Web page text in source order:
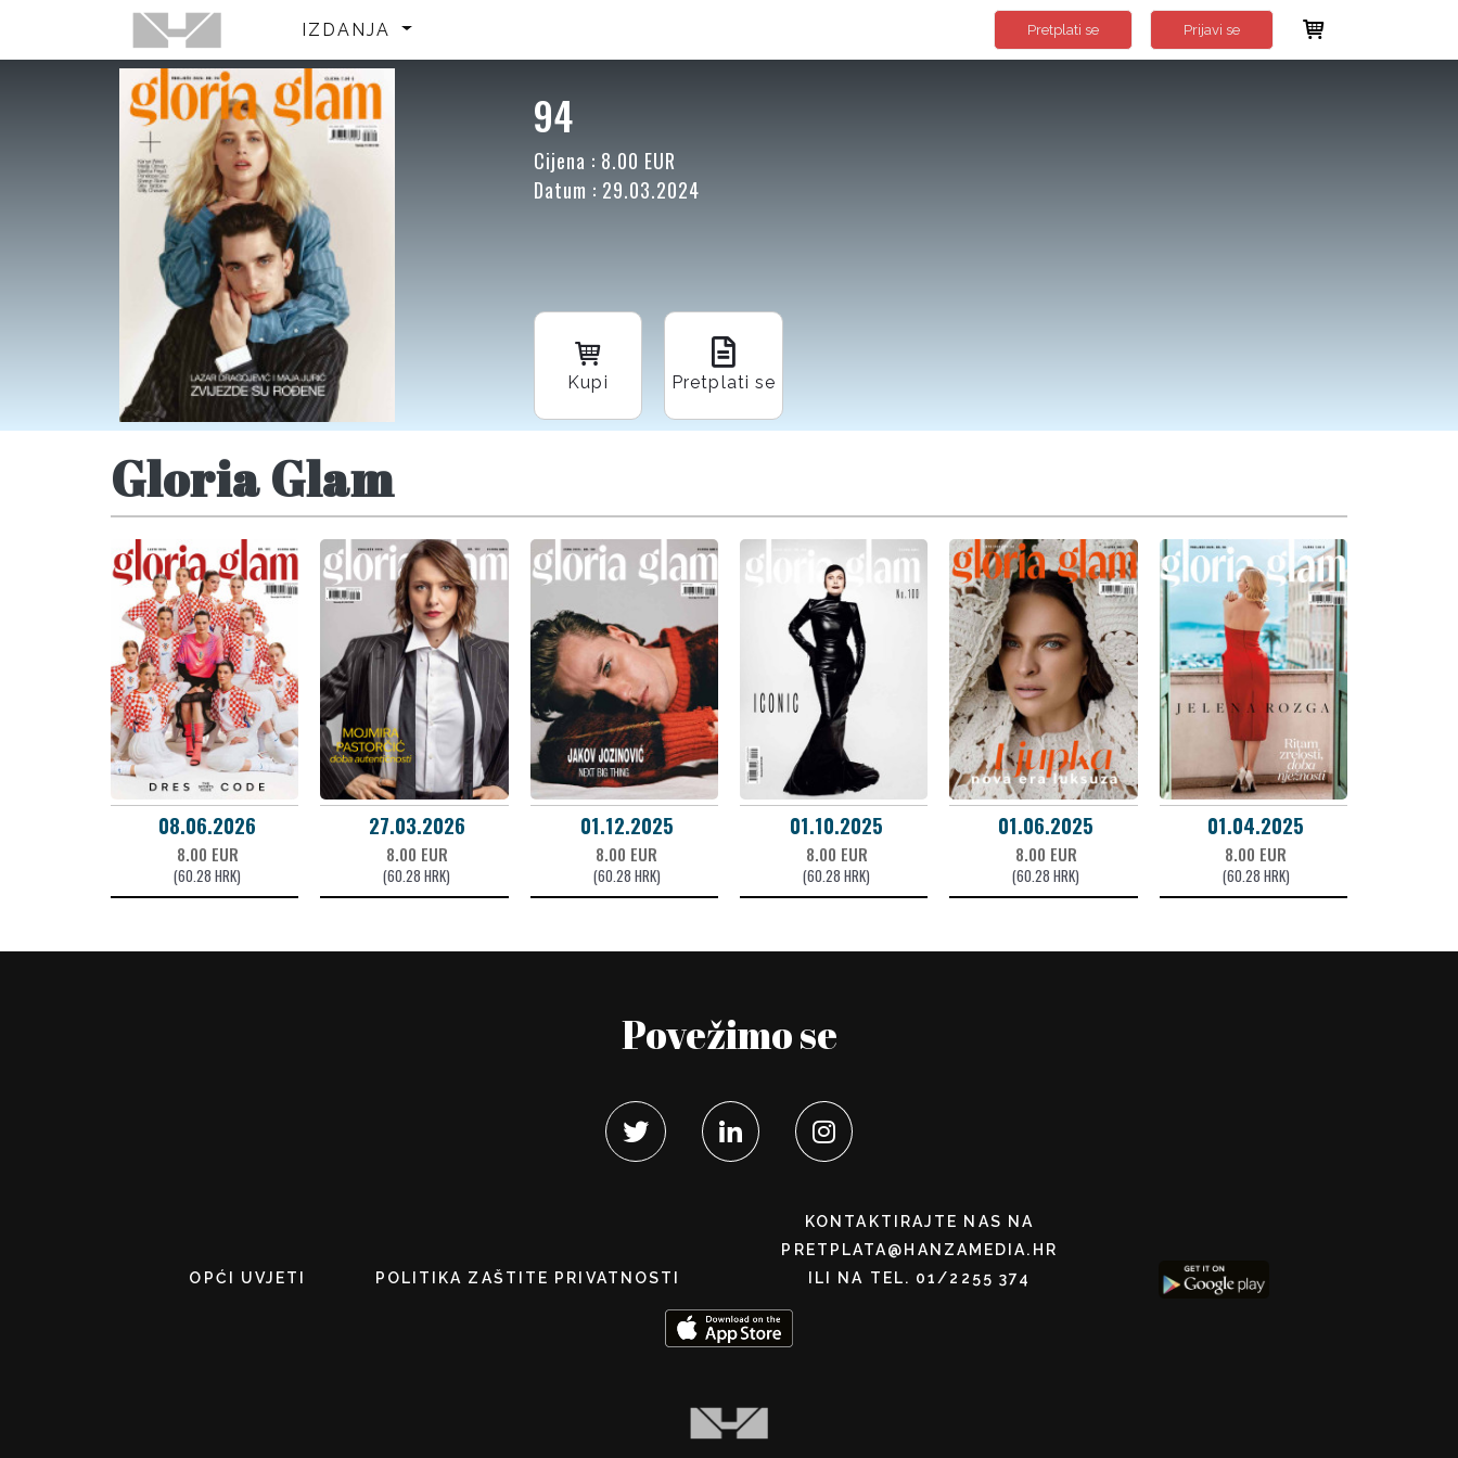
IZDANJA Pretplati se Prijavi se
94
Cijena : 8.00 EUR
Datum : 29.03.2024
Kupi Pretplati se
Gloria Glam
08.06.2026
8.00 EUR
(60.28 HRK)
27.03.2026
8.00 EUR
(60.28 HRK)
01.12.2025
8.00 EUR
(60.28 HRK)
01.10.2025
8.00 EUR
(60.28 HRK)
01.06.2025
8.00 EUR
(60.28 HRK)
01.04.2025
8.00 EUR
(60.28 HRK)
Povežimo se
OPĆI UVJETI POLITIKA ZAŠTITE PRIVATNOSTI
KONTAKTIRAJTE NAS NA
PRETPLATA@HANZAMEDIA.HR
ILI NA TEL. 01/2255 374